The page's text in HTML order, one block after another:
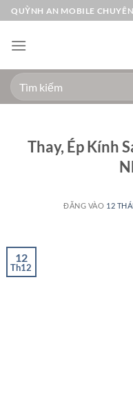
Bỏ
qua
nội
QUỲNH AN MOBILE
Tìm
kiếm:
Thay, Ép Kính
ĐĂNG VÀO 12
12
Th12